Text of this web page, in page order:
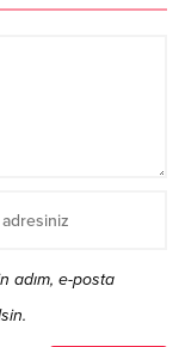
adım, e-posta